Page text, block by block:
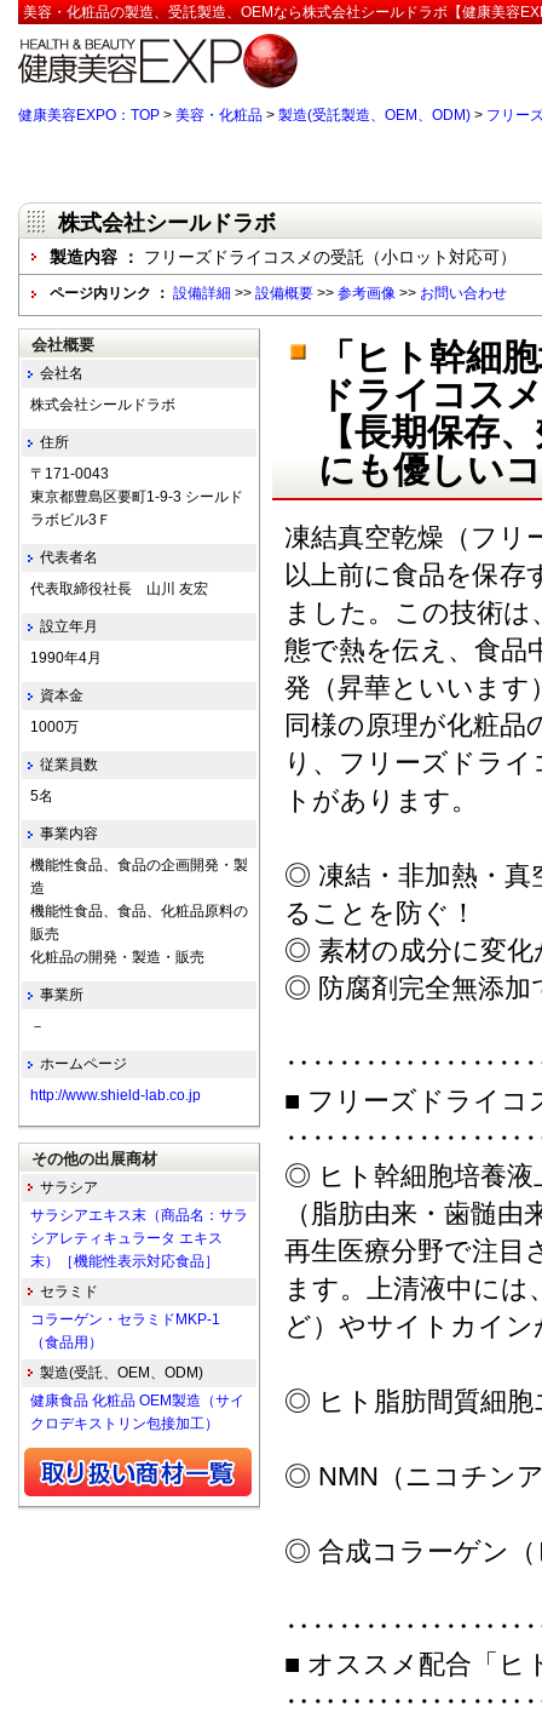
美容・化粧品の製造、受託製造、OEMなら株式会社シールドラボ【健康美容
健康美容EXPO：TOP > 美容・化粧品 > 製造(受託製造、OEM、ODM) > フリー
株式会社シールドラボ
製造内容 ： フリーズドライコスメの受託（小ロット対応可）
ページ内リンク ： 設備詳細 >> 設備概要 >> 参考画像 >> お問い合わせ
「ヒト幹細
ドライコス
【長期保存
にも優しい
凍結真空乾燥（フリ
以上前に食品を保存
ました。この技術
態で熱を伝え、食品
発（昇華といいます
同様の原理が化粧品
り、フリーズドラ
トがあります。
◎ 凍結・非加熱・真
ることを防ぐ！
◎ 素材の成分に変化
◎ 防腐剤完全無添加
■ フリーズドライコ
◎ ヒト幹細胞培養液
（脂肪由来・歯髄
再生医療分野で注目
ます。上清液中には
ど）やサイトカイ
◎ ヒト脂肪間質細胞
◎ NMN（ニコチン
◎ 合成コラーゲン
■ オススメ配合「ヒ
会社概要
会社名
株式会社シールドラボ
住所
〒171-0043
東京都豊島区要町1-9-3 シールド
ラボビル3Ｆ
代表者名
代表取締役社長 山川 友宏
設立年月
1990年4月
資本金
1000万
従業員数
5名
事業内容
機能性食品、食品の企画開発・製
造
機能性食品、食品、化粧品原料の
販売
化粧品の開発・製造・販売
事業所
－
ホームページ
http://www.shield-lab.co.jp
その他の出展商材
サラシア
サラシアエキス末（商品名：サラ
シアレティキュラータ エキス
末）［機能性表示対応食品］
セラミド
コラーゲン・セラミドMKP-1
（食品用）
製造(受託、OEM、ODM)
健康食品 化粧品 OEM製造（サイ
クロデキストリン包接加工）